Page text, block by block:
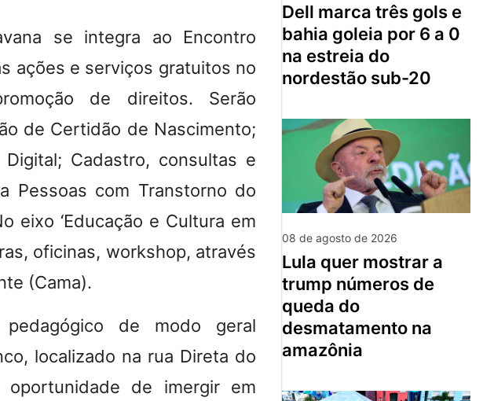
se integra ao Encontro
ações e serviços gratuitos no
de direitos. Serão
de Certidão de Nascimento;
Cadastro, consultas e
Pessoas com Transtorno do
eixo ‘Educação e Cultura em
oficinas, workshop, através
(Cama).
de modo geral
localizado na rua Direta do
de imergir em
dell marca três gols e
bahia goleia por 6 a 0
na estreia do
nordestão sub-20
08 de agosto de 2026
lula quer mostrar a
trump números de
queda do
desmatamento na
amazônia